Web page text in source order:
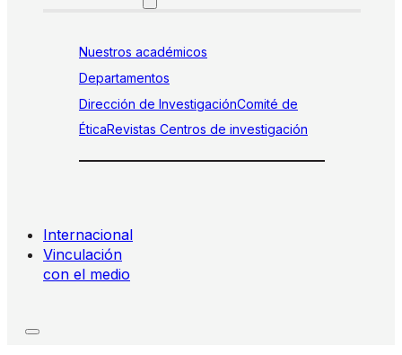
Nuestros académicos
Departamentos
Dirección de InvestigaciónComité de
ÉticaRevistas Centros de investigación
Internacional
Vinculación
con el medio